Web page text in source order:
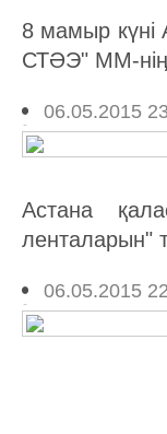
8 мамыр күні
СТӘЭ" ММ-ніӊ
06.05.2015
Астана
ленталарын"
06.05.2015